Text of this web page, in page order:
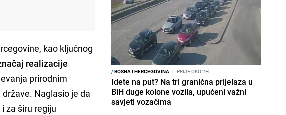
kao ključnog
realizacije
prirodnim
Naglasio je da
za širu regiju
/BOSNA I HERCEGOVINA I PRIJE OKO 2H
Idete na put? Na tri granična prijelaza u
BiH duge kolone vozila, upućeni važni
savjeti vozačima